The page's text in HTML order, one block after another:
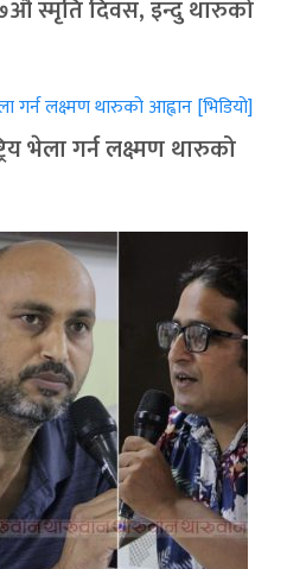
स्मृति दिवस, इन्दु थारुको
भेला गर्न लक्ष्मण थारुको